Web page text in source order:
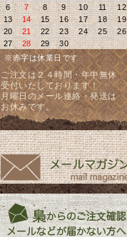
6
7 8 9 10 11
12
13
14 15 16 17 18
19
20
21 22 23 24 25
26
27
28 29
30
※赤字は休業日です
ご注文は２４時間・年中無休
受付いたしております！
月曜日のメール連絡・発送は
お休みです。